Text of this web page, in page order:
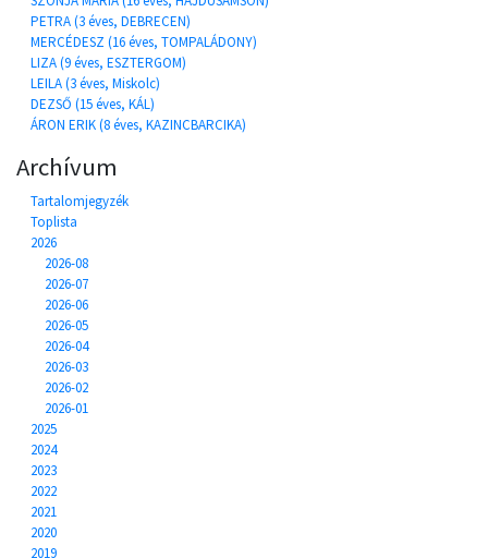
PETRA (3 éves, DEBRECEN)
MERCÉDESZ (16 éves, TOMPALÁDONY)
LIZA (9 éves, ESZTERGOM)
LEILA (3 éves, Miskolc)
DEZSŐ (15 éves, KÁL)
ÁRON ERIK (8 éves, KAZINCBARCIKA)
Archívum
Tartalomjegyzék
Toplista
2026
2026-08
2026-07
2026-06
2026-05
2026-04
2026-03
2026-02
2026-01
2025
2024
2023
2022
2021
2020
2019